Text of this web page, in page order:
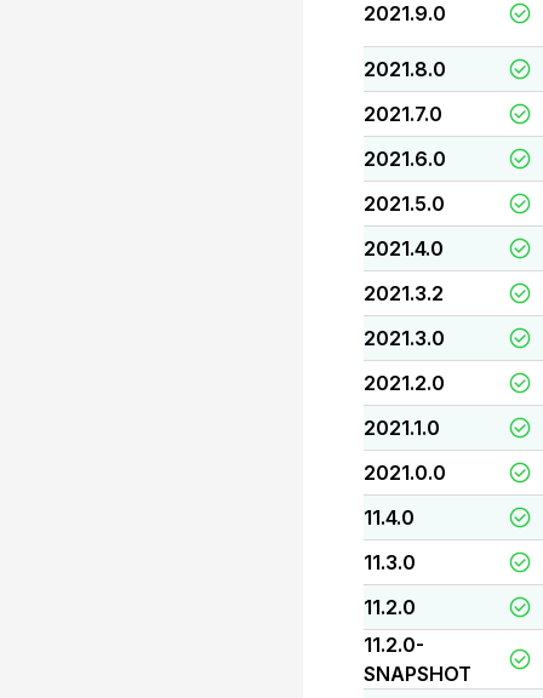
2021.9.0
2021.8.0
2021.7.0
2021.6.0
2021.5.0
2021.4.0
2021.3.2
2021.3.0
2021.2.0
2021.1.0
2021.0.0
11.4.0
11.3.0
11.2.0
11.2.0-
SNAPSHOT